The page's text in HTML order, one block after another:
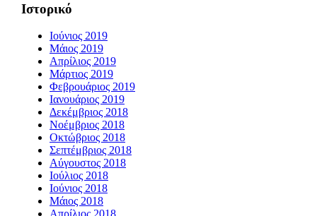
Ιστορικό
Ιούνιος 2019
Μάιος 2019
Απρίλιος 2019
Μάρτιος 2019
Φεβρουάριος 2019
Ιανουάριος 2019
Δεκέμβριος 2018
Νοέμβριος 2018
Οκτώβριος 2018
Σεπτέμβριος 2018
Αύγουστος 2018
Ιούλιος 2018
Ιούνιος 2018
Μάιος 2018